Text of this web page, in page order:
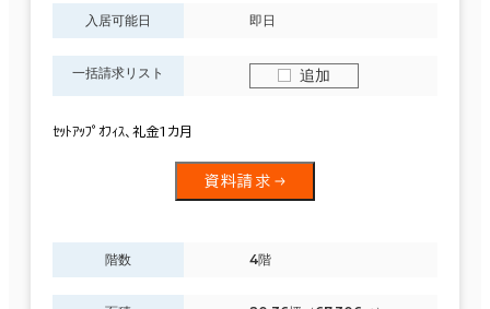
入居可能日 即日
一括請求リスト 追加
ｾｯﾄｱｯﾌﾟｵﾌｨｽ、礼金1カ月
資料請求
階数 4階